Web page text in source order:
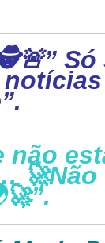
Só
não
🚀Não